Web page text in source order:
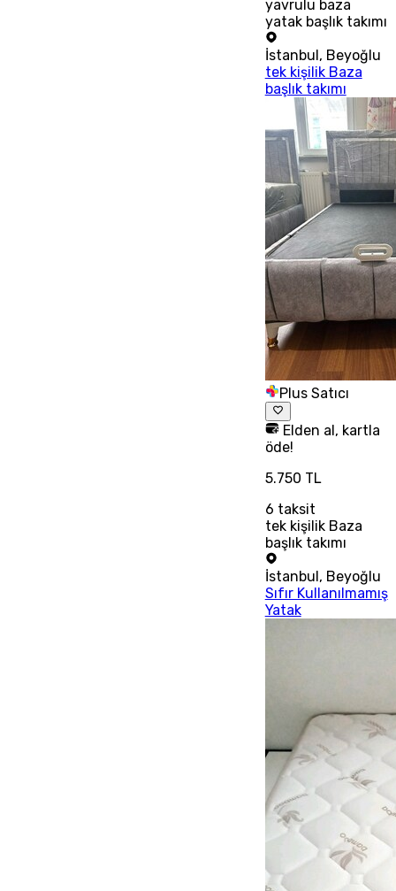
yavrulu baza
yatak başlık takımı
İstanbul, Beyoğlu
tek kişilik Baza
başlık takımı
Plus Satıcı
Elden al, kartla
öde!
5.750 TL
6 taksit
tek kişilik Baza
başlık takımı
İstanbul, Beyoğlu
Sıfır Kullanılmamış
Yatak